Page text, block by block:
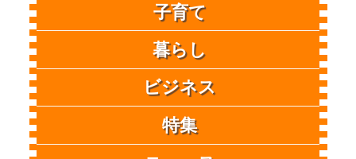
子育て
暮らし
ビジネス
特集